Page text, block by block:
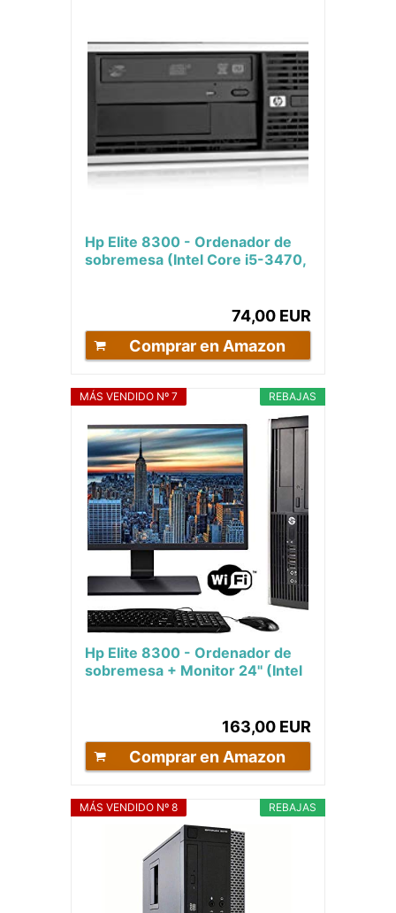
Hp Elite 8300 - Ordenador de
sobremesa (Intel Core i5-3470,
74,00 EUR
Comprar en Amazon
REBAJAS
MÁS VENDIDO Nº 7
Hp Elite 8300 - Ordenador de
sobremesa + Monitor 24'' (Intel
163,00 EUR
Comprar en Amazon
REBAJAS
MÁS VENDIDO Nº 8